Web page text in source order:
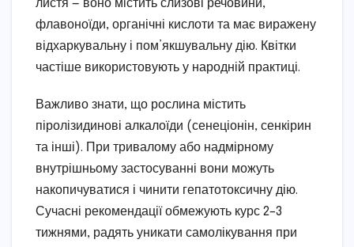
листя — воно містить слизові речовини,
флавоноїди, органічні кислоти та має виражену
відхаркувальну і пом’якшувальну дію. Квітки
частіше використовують у народній практиці.
Важливо знати, що рослина містить
піролізидинові алкалоїди (сенеціонін, сенкірин
та інші). При тривалому або надмірному
внутрішньому застосуванні вони можуть
накопичуватися і чинити гепатотоксичну дію.
Сучасні рекомендації обмежують курс 2–3
тижнями, радять уникати самолікування при